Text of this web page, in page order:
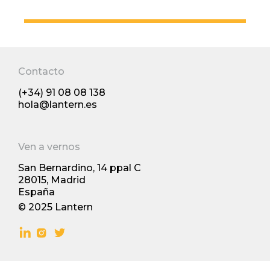
Contacto
(+34) 91 08 08 138
hola@lantern.es
Ven a vernos
San Bernardino, 14 ppal С
28015, Madrid
España
© 2025 Lantern